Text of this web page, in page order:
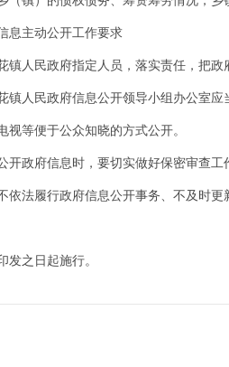
息主动公开工作要求
镇人民政府指定人员，落实责任，把
镇人民政府信息公开领导小组办公室
视等便于公众知晓的方式公开。
开政府信息时，要切实做好保密审查
依法履行政府信息公开事务、不及时
发之日起施行。